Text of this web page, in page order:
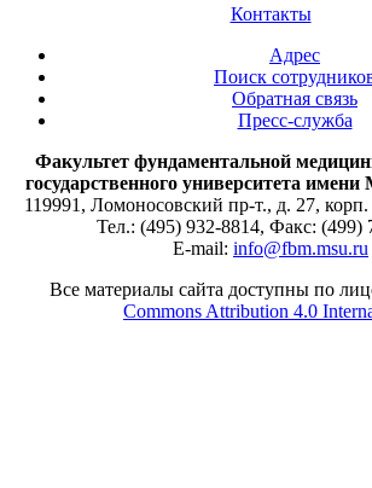
Контакты
Адрес
Поиск
Обратная связь
Пресс-служба
Факультет фундаментальной
государственного университета
119991, Ломоносовский пр-т., д. 27, корп.
Тел.: (495) 932-8814, Факс: (499)
E-mail: info@fbm.msu.ru
Все материалы сайта доступны по
Commons Attribution 4.0